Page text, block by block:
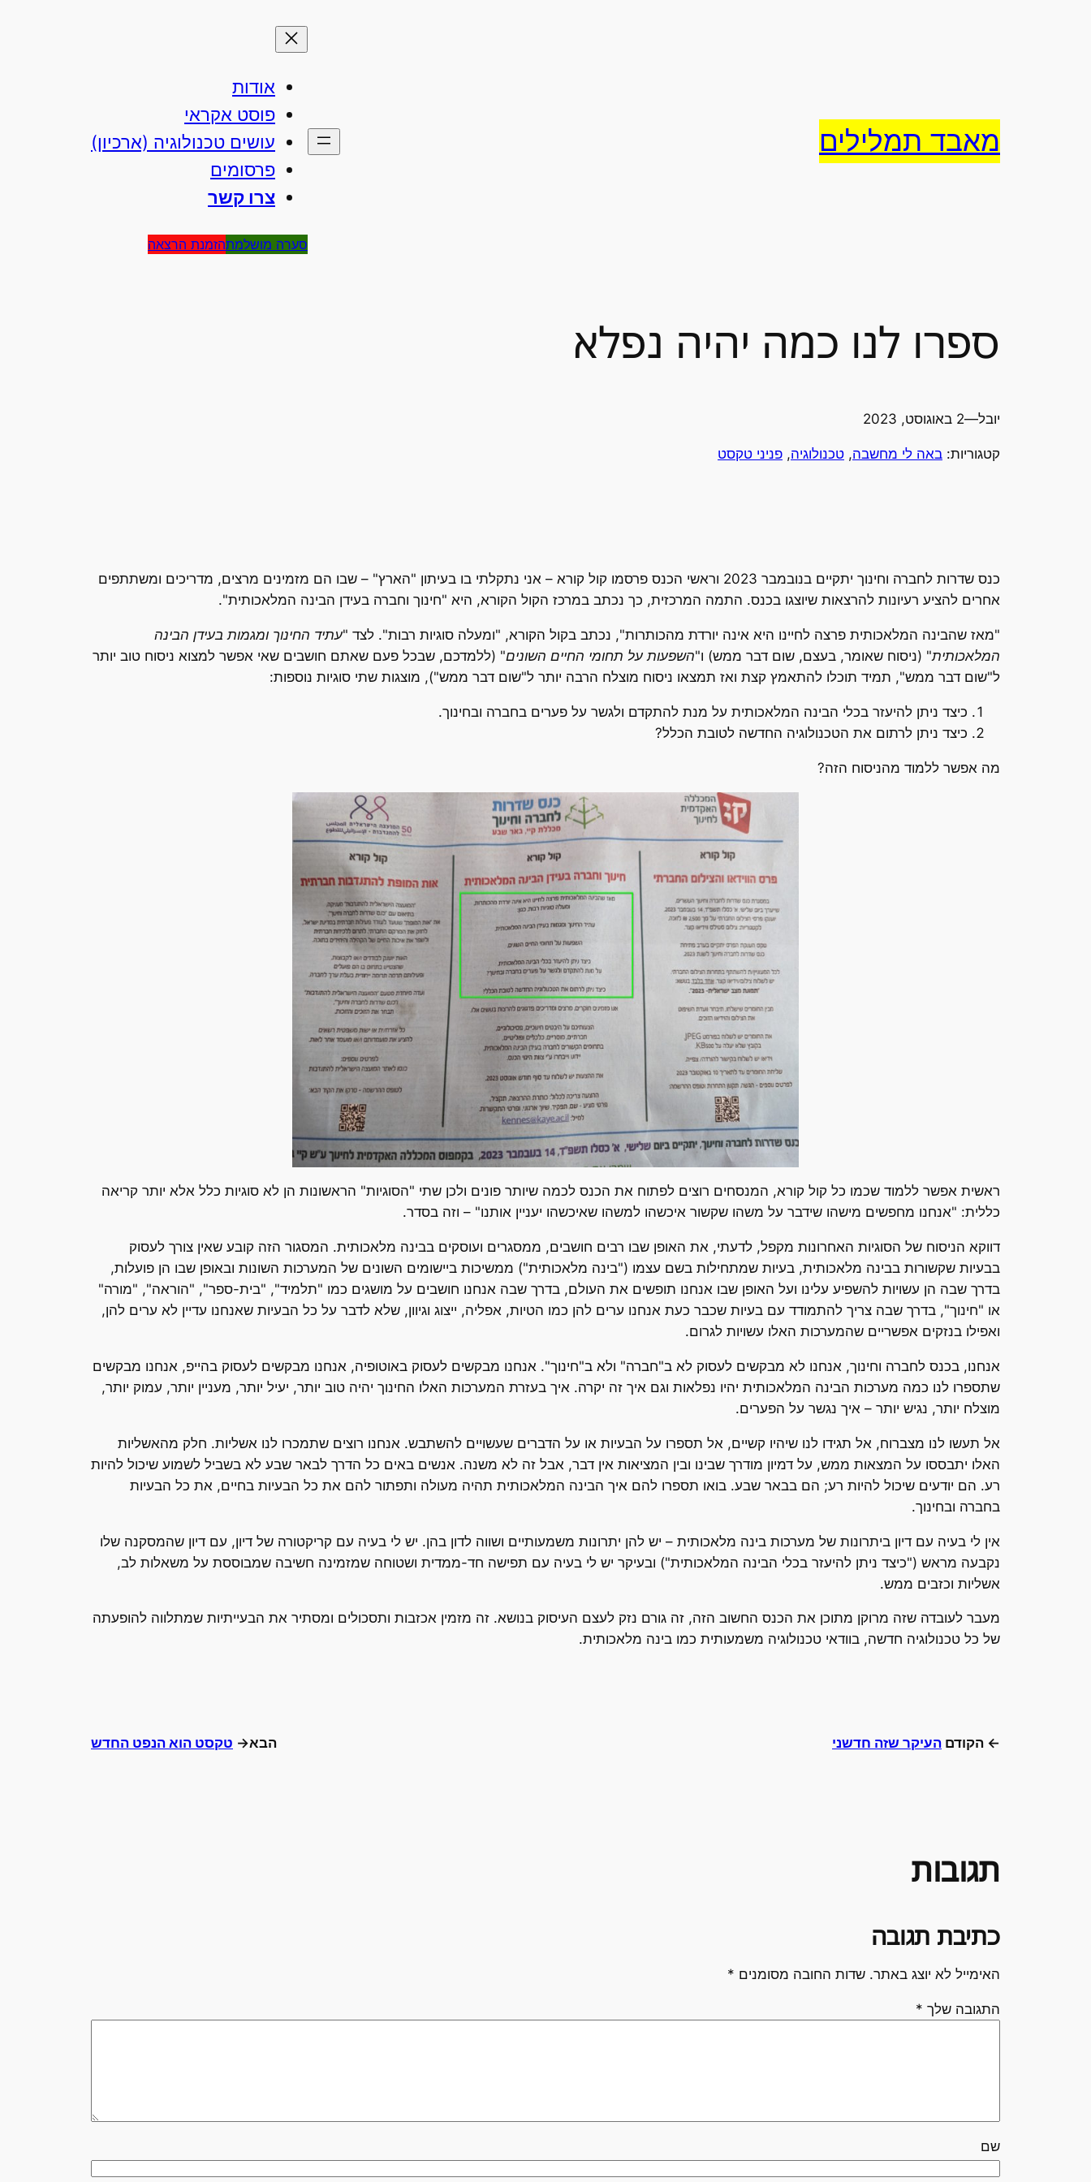
מאבד תמלילים
אודות
פוסט אקראי
עושים טכנולוגיה (ארכיון)
פרסומים
צרו קשר
סערה מושלמתהזמנת הרצאה
ספרו לנו כמה יהיה נפלא
יובל—2 באוגוסט, 2023
קטגוריות: באה לי מחשבה, טכנולוגיה, פניני טקסט
כנס שדרות לחברה וחינוך יתקיים בנובמבר 2023 וראשי הכנס פרסמו קול קורא – אני נתקלתי בו בעיתון "הארץ" – שבו הם מזמינים מרצים, מדריכים ומשתתפים
אחרים להציע רעיונות להרצאות שיוצגו בכנס. התמה המרכזית, כך נכתב במרכז הקול הקורא, היא "חינוך וחברה בעידן הבינה המלאכותית".
"מאז שהבינה המלאכותית פרצה לחיינו היא אינה יורדת מהכותרות", נכתב בקול הקורא, "ומעלה סוגיות רבות". לצד "עתיד החינוך ומגמות בעידן הבינה
המלאכותית" (ניסוח שאומר, בעצם, שום דבר ממש) ו"השפעות על תחומי החיים השונים" (ללמדכם, שבכל פעם שאתם חושבים שאי אפשר למצוא ניסוח טוב יותר
ל"שום דבר ממש", תמיד תוכלו להתאמץ קצת ואז תמצאו ניסוח מוצלח הרבה יותר ל"שום דבר ממש"), מוצגות שתי סוגיות נוספות:
כיצד ניתן להיעזר בכלי הבינה המלאכותית על מנת להתקדם ולגשר על פערים בחברה ובחינוך.
כיצד ניתן לרתום את הטכנולוגיה החדשה לטובת הכלל?
מה אפשר ללמוד מהניסוח הזה?
ראשית אפשר ללמוד שכמו כל קול קורא, המנסחים רוצים לפתוח את הכנס לכמה שיותר פונים ולכן שתי "הסוגיות" הראשונות הן לא סוגיות כלל אלא יותר קריאה
כללית: "אנחנו מחפשים מישהו שידבר על משהו שקשור איכשהו למשהו שאיכשהו יעניין אותנו" – וזה בסדר.
דווקא הניסוח של הסוגיות האחרונות מקפל, לדעתי, את האופן שבו רבים חושבים, ממסגרים ועוסקים בבינה מלאכותית. המסגור הזה קובע שאין צורך לעסוק
בבעיות שקשורות בבינה מלאכותית, בעיות שמתחילות בשם עצמו ("בינה מלאכותית") ממשיכות ביישומים השונים של המערכות השונות ובאופן שבו הן פועלות,
בדרך שבה הן עשויות להשפיע עלינו ועל האופן שבו אנחנו תופשים את העולם, בדרך שבה אנחנו חושבים על מושגים כמו "תלמיד", "בית-ספר", "הוראה", "מורה"
או "חינוך", בדרך שבה צריך להתמודד עם בעיות שכבר כעת אנחנו ערים להן כמו הטיות, אפליה, ייצוג וגיוון, שלא לדבר על כל הבעיות שאנחנו עדיין לא ערים להן,
ואפילו בנזקים אפשריים שהמערכות האלו עשויות לגרום.
אנחנו, בכנס לחברה וחינוך, אנחנו לא מבקשים לעסוק לא ב"חברה" ולא ב"חינוך". אנחנו מבקשים לעסוק באוטופיה, אנחנו מבקשים לעסוק בהייפ, אנחנו מבקשים
שתספרו לנו כמה מערכות הבינה המלאכותית יהיו נפלאות וגם איך זה יקרה. איך בעזרת המערכות האלו החינוך יהיה טוב יותר, יעיל יותר, מעניין יותר, עמוק יותר,
מוצלח יותר, נגיש יותר – איך נגשר על הפערים.
אל תעשו לנו מצברוח, אל תגידו לנו שיהיו קשיים, אל תספרו על הבעיות או על הדברים שעשויים להשתבש. אנחנו רוצים שתמכרו לנו אשליות. חלק מהאשליות
האלו יתבססו על המצאות ממש, על דמיון מודרך שבינו ובין המציאות אין דבר, אבל זה לא משנה. אנשים באים כל הדרך לבאר שבע לא בשביל לשמוע שיכול להיות
רע. הם יודעים שיכול להיות רע; הם בבאר שבע. בואו תספרו להם איך הבינה המלאכותית תהיה מעולה ותפתור להם את כל הבעיות בחיים, את כל הבעיות
בחברה ובחינוך.
אין לי בעיה עם דיון ביתרונות של מערכות בינה מלאכותית – יש להן יתרונות משמעותיים ושווה לדון בהן. יש לי בעיה עם קריקטורה של דיון, עם דיון שהמסקנה שלו
נקבעה מראש ("כיצד ניתן להיעזר בכלי הבינה המלאכותית") ובעיקר יש לי בעיה עם תפישה חד-ממדית ושטוחה שמזמינה חשיבה שמבוססת על משאלות לב,
אשליות וכזבים ממש.
מעבר לעובדה שזה מרוקן מתוכן את הכנס החשוב הזה, זה גורם נזק לעצם העיסוק בנושא. זה מזמין אכזבות ותסכולים ומסתיר את הבעייתיות שמתלווה להופעתה
של כל טכנולוגיה חדשה, בוודאי טכנולוגיה משמעותית כמו בינה מלאכותית.
← הקודם העיקר שזה חדשני הבא→ טקסט הוא הנפט החדש
תגובות
כתיבת תגובה
האימייל לא יוצג באתר. שדות החובה מסומנים *
התגובה שלך *
שם